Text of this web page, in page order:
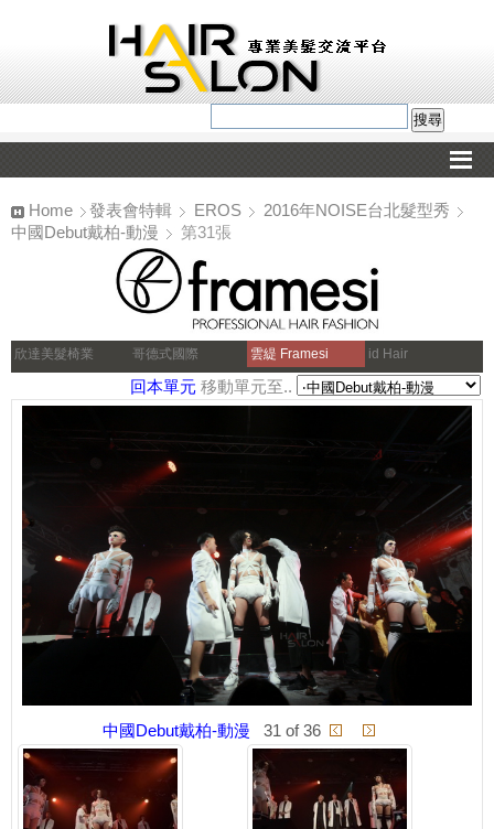
Home 發表會特輯 EROS
2016年NOISE台北髮型秀
中國Debut戴柏-動漫
第31張
欣達美髮椅業 哥德式國際 雲緹 Framesi id Hair
回本單元 移動單元至..
中國Debut戴柏-動漫 31 of 36